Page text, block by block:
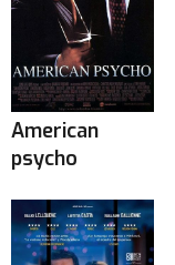
American
psycho